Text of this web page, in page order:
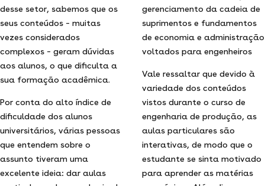
desse setor, sabemos que os
seus conteúdos – muitas
vezes considerados
complexos – geram dúvidas
aos alunos, o que dificulta a
sua formação acadêmica.
Por conta do alto índice de
dificuldade dos alunos
universitários, várias pessoas
que entendem sobre o
assunto tiveram uma
excelente ideia: dar aulas
gerenciamento da cadeia de
suprimentos e fundamentos
de economia e administração
voltados para engenheiros
Vale ressaltar que devido à
variedade dos conteúdos
vistos durante o curso de
engenharia de produção, as
aulas particulares são
interativas, de modo que o
estudante se sinta motivado
para aprender as matérias